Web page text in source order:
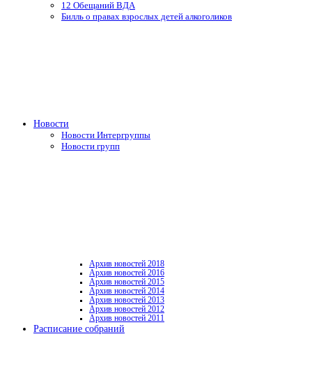
12 Обещаний ВДА
Билль о правах взрослых детей алкоголиков
Новости
Новости Интергруппы
Новости групп
Архив новостей 2018
Архив новостей 2016
Архив новостей 2015
Архив новостей 2014
Архив новостей 2013
Архив новостей 2012
Архив новостей 2011
Расписание собраний